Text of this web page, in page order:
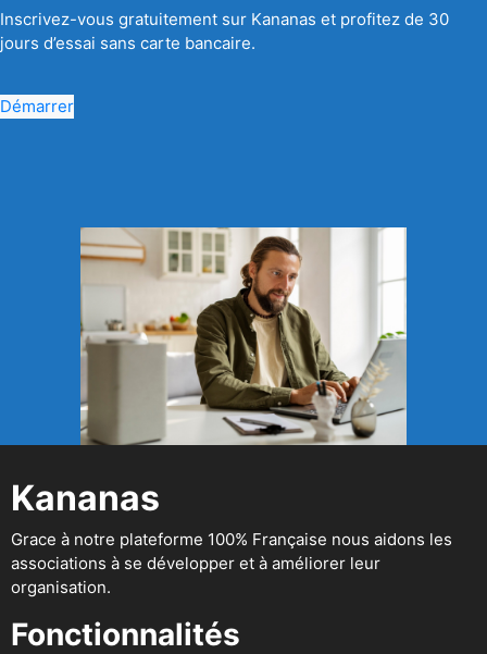
Inscrivez-vous gratuitement sur Kananas et profitez de 30
jours d’essai sans carte bancaire.
Démarrer
Kananas
Grace à notre plateforme 100% Française nous aidons les
associations à se développer et à améliorer leur
organisation.
Fonctionnalités